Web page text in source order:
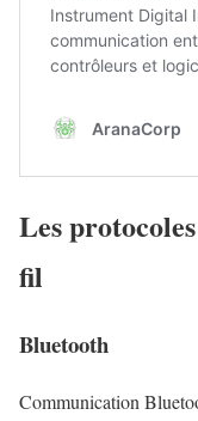
Les
fil
Bluetooth
Communication